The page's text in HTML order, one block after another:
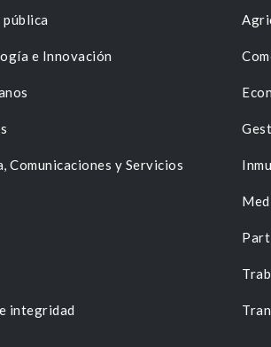
e Innovación
Comunicaciones y Servicios
integridad